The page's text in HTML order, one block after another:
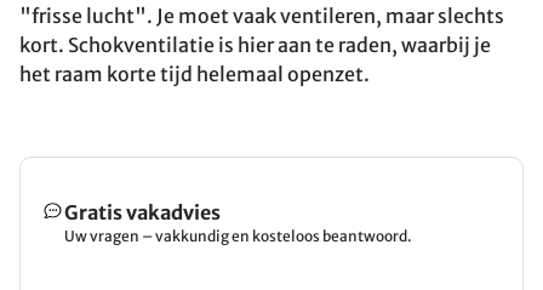
"frisse lucht". Je moet vaak ventileren, maar slechts
kort. Schokventilatie is hier aan te raden, waarbij je
het raam korte tijd helemaal openzet.
Gratis vakadvies
Uw vragen – vakkundig en kosteloos beantwoord.